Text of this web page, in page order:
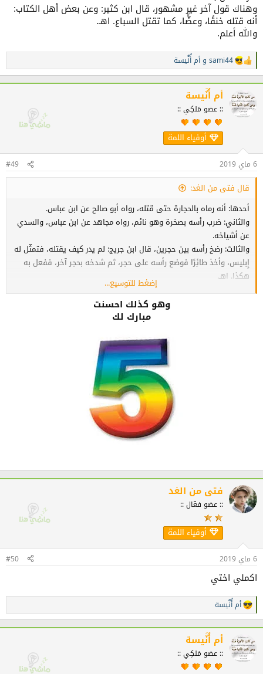
وهناك قول آخر غير مشهور، قال ابن كثير: وعن بعض أهل الكتاب:
أنه قتله خنقًا، وعضًّا، كما تقتل السباع. اهـ.
والله أعلم.
ا
ل
ت
ف
ا
ع
sami44 و أم أُنٌَيسة
أم أُنٌَيسة
:: عضو مَلكِي ::
أوفياء اللمة
6 ماي 2019 #49
قال فتى من الغد:
أحدها: أنه رماه بالحجارة حتى قتله، رواه أبو صالح عن ابن عباس.
والثاني: ضرب رأسه بصخرة وهو نائم، رواه مجاهد عن ابن عباس، والسدي
عن أشياخه.
والثالث: رضخ رأسه بين حجرين، قال ابن جريج: لم يدر كيف يقتله، فتمثّل له
إِبليس، وأخذ طائِرًا فوضع رأسه على حجر، ثم شدخه بحجر آخر، ففعل به
هكذا. اهـ.
وهناك قول آخر غير مشهور، قال ابن كثير: وعن بعض أهل الكتاب: أنه
قتله خنقًا، وعضًّا، كما تقتل السباع. اهـ.
إضغط للتوسيع...
وهو كذلك احسنت
مبارك لك
فتى من الغد
:: عضو فعّال ::
أوفياء اللمة
6 ماي 2019 #50
اكملي اختي
ا
ل
ت
ف
ا
ع
أم أُنٌَيسة
أم أُنٌَيسة
:: عضو مَلكِي ::